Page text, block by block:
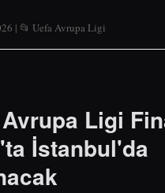
| 📂 Uefa Avrupa Ligi
Avrupa Ligi
İstanbul'da